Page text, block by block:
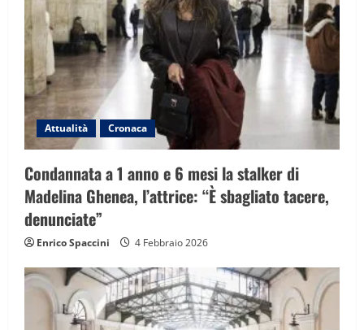
t
i
o
n
Attualità Cronaca
Condannata a 1 anno e 6 mesi la stalker di
Madelina Ghenea, l’attrice: “È sbagliato tacere,
denunciate”
Enrico Spaccini 4 Febbraio 2026